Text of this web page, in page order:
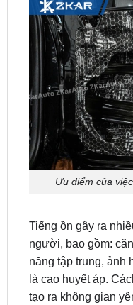
Ưu điểm của
Tiếng ồn gây ra
năng tập trung, ảnh
là cao huyết áp.
tạo ra không gian
bạn và gia đình,
nhạy cảm với tiếng